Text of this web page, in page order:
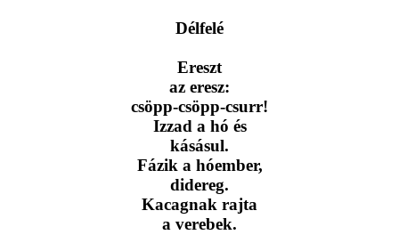
Délfelé
Ereszt
az eresz:
csöpp-csöpp-csurr!
Izzad a hó és
kásásul.
Fázik a hóember,
didereg.
Kacagnak rajta
a verebek.